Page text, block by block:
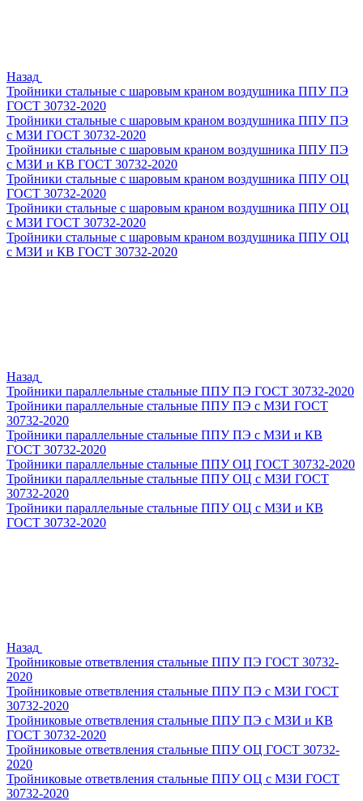
Назад
Тройники стальные с шаровым краном воздушника ППУ ПЭ
ГОСТ 30732-2020
Тройники стальные с шаровым краном воздушника ППУ ПЭ
с МЗИ ГОСТ 30732-2020
Тройники стальные с шаровым краном воздушника ППУ ПЭ
с МЗИ и КВ ГОСТ 30732-2020
Тройники стальные с шаровым краном воздушника ППУ ОЦ
ГОСТ 30732-2020
Тройники стальные с шаровым краном воздушника ППУ ОЦ
с МЗИ ГОСТ 30732-2020
Тройники стальные с шаровым краном воздушника ППУ ОЦ
с МЗИ и КВ ГОСТ 30732-2020
Назад
Тройники параллельные стальные ППУ ПЭ ГОСТ 30732-2020
Тройники параллельные стальные ППУ ПЭ с МЗИ ГОСТ
30732-2020
Тройники параллельные стальные ППУ ПЭ с МЗИ и КВ
ГОСТ 30732-2020
Тройники параллельные стальные ППУ ОЦ ГОСТ 30732-2020
Тройники параллельные стальные ППУ ОЦ с МЗИ ГОСТ
30732-2020
Тройники параллельные стальные ППУ ОЦ с МЗИ и КВ
ГОСТ 30732-2020
Назад
Тройниковые ответвления стальные ППУ ПЭ ГОСТ 30732-
2020
Тройниковые ответвления стальные ППУ ПЭ с МЗИ ГОСТ
30732-2020
Тройниковые ответвления стальные ППУ ПЭ с МЗИ и КВ
ГОСТ 30732-2020
Тройниковые ответвления стальные ППУ ОЦ ГОСТ 30732-
2020
Тройниковые ответвления стальные ППУ ОЦ с МЗИ ГОСТ
30732-2020